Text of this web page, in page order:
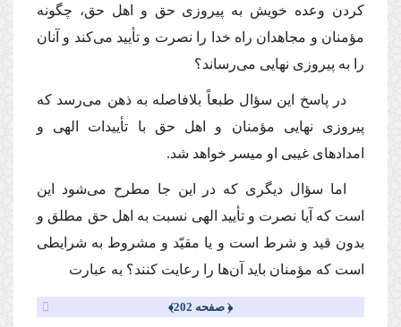
كردن وعده خویش به پیروزى حق و اهل حق، چگونه
مؤمنان و مجاهدان راه خدا را نصرت و تأیید مى‌كند و آنان
را به پیروزى نهایى مى‌رساند؟
در پاسخ این سؤال طبعاً بلافاصله به ذهن مى‌رسد كه
پیروزى نهایى مؤمنان و اهل حق با تأییدات الهى و
امدادهاى غیبى او میسر خواهد شد.
اما سؤال دیگرى كه در این جا مطرح مى‌شود این
است كه آیا نصرت و تأیید الهى نسبت به اهل حق مطلق و
بدون قید و شرط است و یا مقیّد و مشروط به شرایطى
است كه مؤمنان باید آن‌ها را رعایت كنند؟ به عبارت
﴿ صفحه 202﴾